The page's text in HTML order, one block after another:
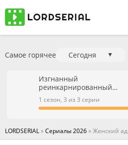
Самое горячее Сегодня ▼
Изгнанный
реинкарнированный
тяжёлый рыцарь не имеет
себе равных в знаниях
игры
1 сезон, 3 из 3 серии
LORDSERIAL»Сериалы 2026» Женский ад